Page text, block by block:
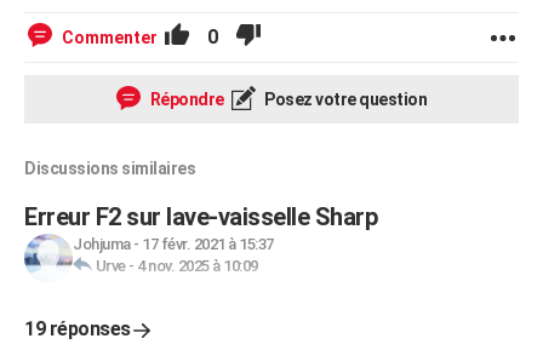
Commenter 0
Répondre Posez votre question
Discussions similaires
Erreur F2 sur lave-vaisselle Sharp
Johjuma- 17 févr. 2021 à 15:37
Urve- 4 nov. 2025 à 10:09
19 réponses